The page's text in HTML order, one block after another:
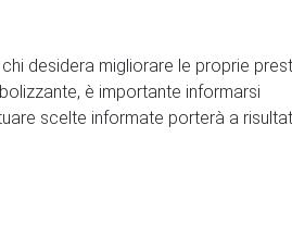
desidera migliorare le proprie
è importante informarsi
scelte informate porterà a